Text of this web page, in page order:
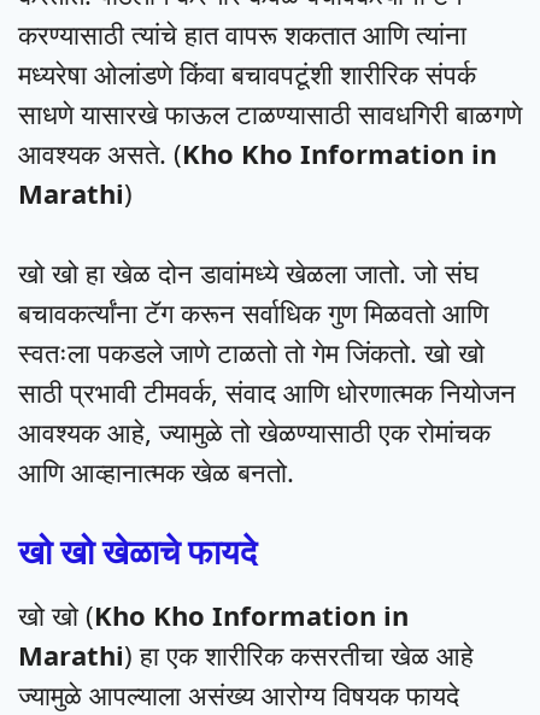
करण्यासाठी त्यांचे हात वापरू शकतात आणि त्यांना
मध्यरेषा ओलांडणे किंवा बचावपटूंशी शारीरिक संपर्क
साधणे यासारखे फाऊल टाळण्यासाठी सावधगिरी बाळगणे
आवश्यक असते. (Kho Kho Information in
Marathi)
खो खो हा खेळ दोन डावांमध्ये खेळला जातो. जो संघ
बचावकर्त्यांना टॅग करून सर्वाधिक गुण मिळवतो आणि
स्वतःला पकडले जाणे टाळतो तो गेम जिंकतो. खो खो
साठी प्रभावी टीमवर्क, संवाद आणि धोरणात्मक नियोजन
आवश्यक आहे, ज्यामुळे तो खेळण्यासाठी एक रोमांचक
आणि आव्हानात्मक खेळ बनतो.
खो खो खेळाचे फायदे
खो खो (Kho Kho Information in
Marathi) हा एक शारीरिक कसरतीचा खेळ आहे
ज्यामुळे आपल्याला असंख्य आरोग्य विषयक फायदे